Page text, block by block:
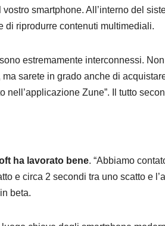
smartphone. All’interno del
di riprodurre contenuti multimediali.
estremamente interconnessi.
sarete in grado anche di
nell’applicazione Zune”. Il tutto
ha lavorato bene. “Abbiamo
e circa 2 secondi tra uno scatto e
beta.